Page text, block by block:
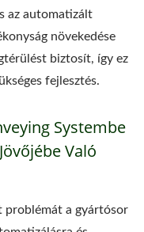
az automatizált
növekedése
biztosít, így ez
fejlesztés.
Systembe
Való
problémát a gyártósor